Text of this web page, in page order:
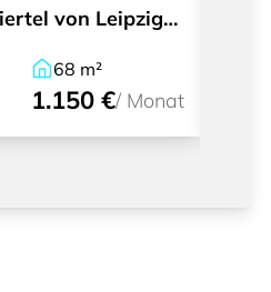
von Leipzig
68 m²
1.150 €/ Monat